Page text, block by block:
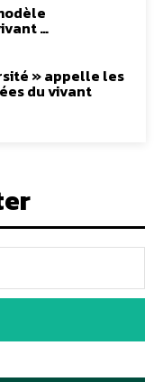
…
» appelle les
du vivant